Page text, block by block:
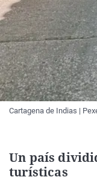
Cartagena de Indias |
Un país
turísticas